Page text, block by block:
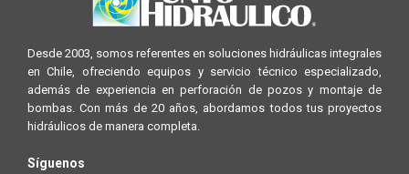
Desde 2003, somos referentes en soluciones hidráulicas integrales
en Chile, ofreciendo equipos y servicio técnico especializado,
además de experiencia en perforación de pozos y montaje de
bombas. Con más de 20 años, abordamos todos tus proyectos
hidráulicos de manera completa.
Síguenos